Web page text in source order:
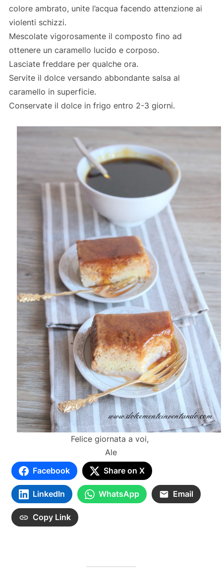
colore ambrato, unite l’acqua facendo attenzione ai
violenti schizzi.
Mescolate vigorosamente il composto fino ad
ottenere un caramello lucido e corposo.
Lasciate freddare per qualche ora.
Servite il dolce versando abbondante salsa al
caramello in superficie.
Conservate il dolce in frigo entro 2-3 giorni.
Felice giornata a voi,
Ale
Facebook
Share on X
LinkedIn WhatsApp Email
Copy Link